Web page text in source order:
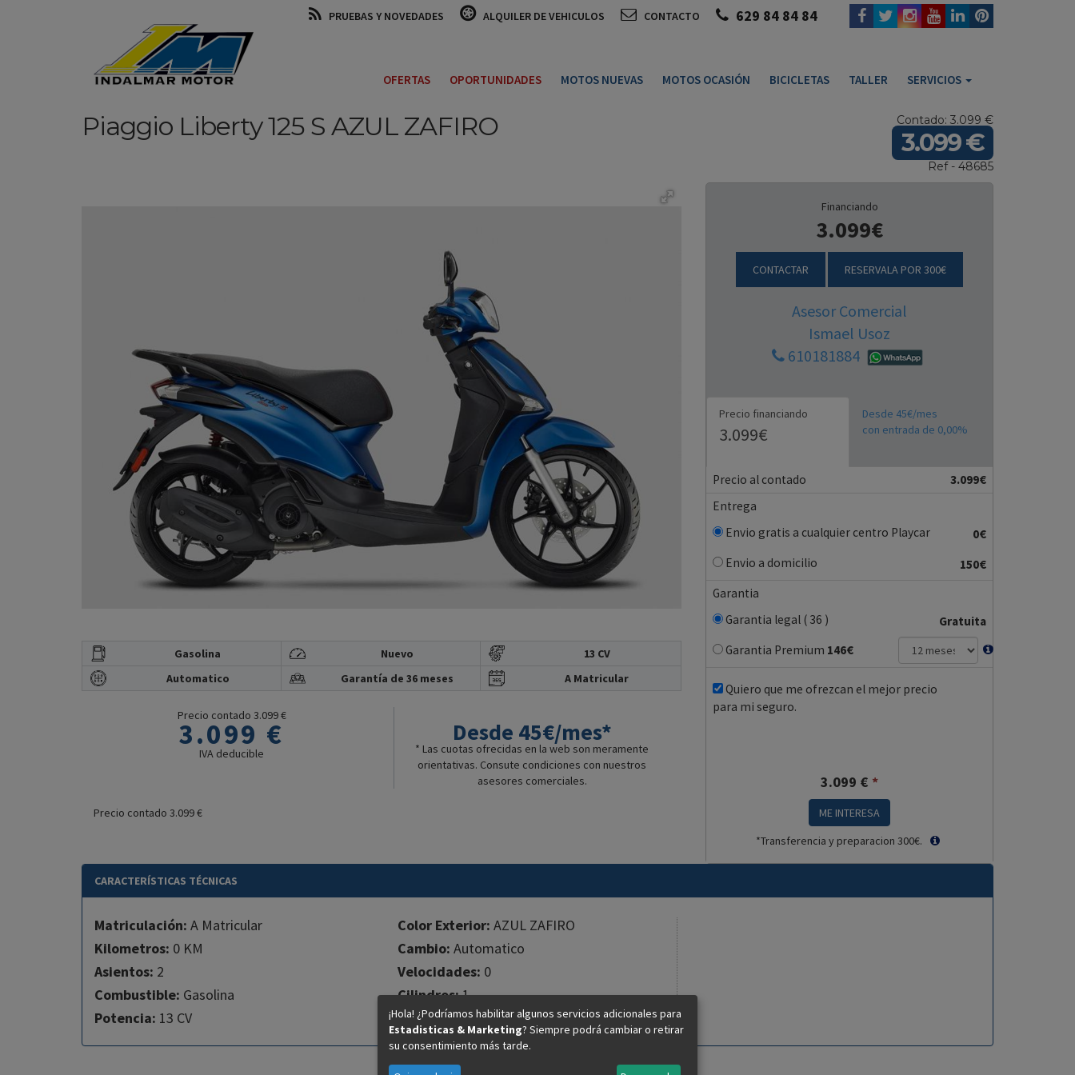
PRUEBAS Y NOVEDADES ALQUILER DE VEHICULOS CONTACTO 629 84 84 84
OFERTAS OPORTUNIDADES MOTOS NUEVAS MOTOS OCASIÓN BICICLETAS TALLER SERVICIOS
Contado: 3.099 €
3.099 €
Ref - 48685
Piaggio Liberty 125 S AZUL ZAFIRO
Gasolina Nuevo
13 CV
Automatico
Garantía de 36 meses A Matricular
Precio contado 3.099 €
3.099 €
IVA deducible
Desde 45€/mes*
* Las cuotas ofrecidas en la web son meramente
orientativas. Consute condiciones con nuestros
asesores comerciales.
Precio contado 3.099 €
Financiando
3.099€
CONTACTAR RESERVALA POR 300€
Asesor Comercial
Ismael Usoz
610181884
Precio financiando
3.099€
Desde 45€/mes
con entrada de 0,00%
Precio al contado
3.099€
Entrega
Envio gratis a cualquier centro Playcar
0€
Envio a domicilio
150€
Garantia
Garantia legal ( 36 )
Gratuita
Garantia Premium 146€
Quiero que me ofrezcan el mejor precio
para mi seguro.
3.099 € *
ME INTERESA
*Transferencia y preparacion 300€.
CARACTERÍSTICAS TÉCNICAS
Matriculación: A Matricular
Kilometros: 0 KM
Asientos: 2
Combustible: Gasolina
Potencia: 13 CV
Color Exterior: AZUL ZAFIRO
Cambio: Automatico
Velocidades: 0
Cilindros:1
Cilindrada:125 cc.
¡Hola! ¿Podríamos habilitar algunos servicios adicionales para
Estadisticas & Marketing? Siempre podrá cambiar o retirar
su consentimiento más tarde.